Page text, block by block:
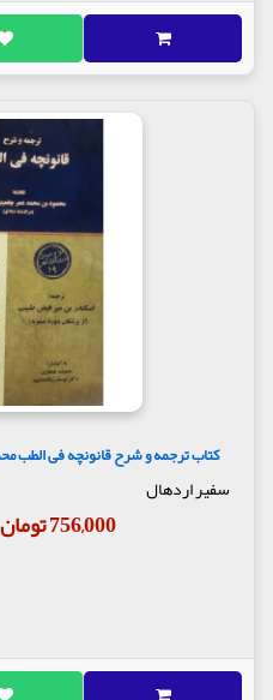
کتاب ترجمه و شرح قانونچه فی الطب
سفیر اردهال
756,000 تومان